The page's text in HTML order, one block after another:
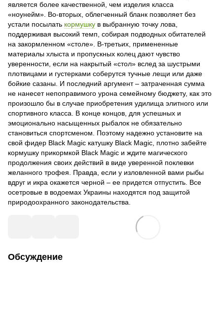
является более качественной, чем изделия класса
«ноунейм». Во-вторых, облегченный бланк позволяет без
устали посылать кормушку в выбранную точку лова,
поддерживая высокий темп, собирая подводных обитателей
на закормленном «столе». В-третьих, примененные
материалы хлыста и пропускных колец дают чувство
уверенности, если на накрытый «стол» вслед за шустрыми
плотвицами и густерками соберутся тучные лещи или даже
бойкие сазаны. И последний аргумент – затраченная сумма
не нанесет непоправимого урона семейному бюджету, как это
произошло бы в случае приобретения удилища элитного или
спортивного класса. В конце концов, для успешных и
эмоционально насыщенных рыбалок не обязательно
становиться спортсменом. Поэтому надежно установите на
свой фидер Black Magic катушку Black Magic, плотно забейте
кормушку прикормкой Black Magic и ждите магического
продолжения своих действий в виде уверенной поклевки
желанного трофея. Правда, если у изловленной вами рыбы
вдруг и икра окажется черной – ее придется отпустить. Все
осетровые в водоемах Украины находятся под защитой
природоохранного законодательства.
Обсуждение